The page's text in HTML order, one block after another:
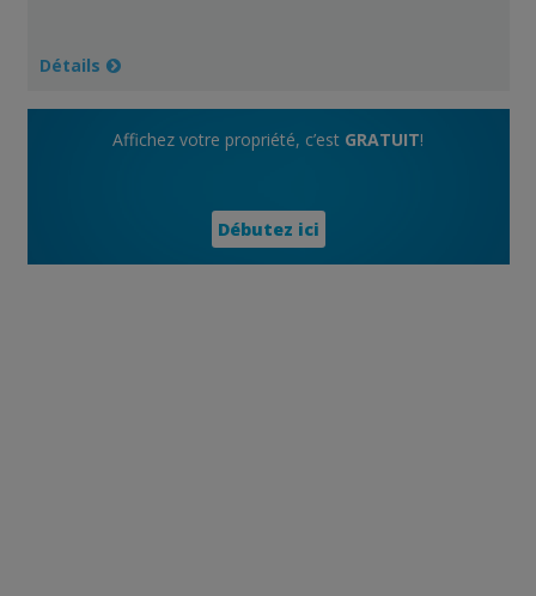
Détails
Affichez votre propriété, c’est GRATUIT!
Débutez ici